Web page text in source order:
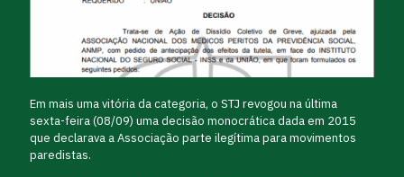
Em mais uma vitória da categoria, o STJ revogou na última
sexta-feira (08/09) uma decisão monocrática dada em 2015
que declarava a Associação parte ilegítima para movimentos
paredistas.